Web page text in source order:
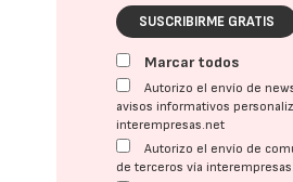
SUSCRIBIRME GRATIS
Marcar todos
Autorizo el envío de
avisos informativos
interempresas.net
Autorizo el envío de
de terceros vía